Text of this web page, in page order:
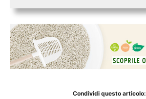
Condividi questo articolo: